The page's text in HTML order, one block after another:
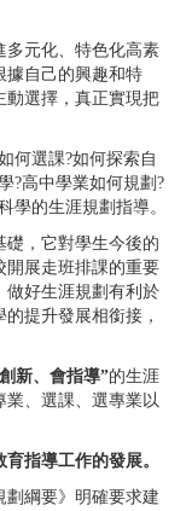
多元化、特色化高素
據自己的興趣和特
動選擇，真正實現把
何選課?如何探索自
?高中學業如何規劃?
學的生涯規劃指導。
礎，它對學生今後的
開展走班排課的重要
做好生涯規劃有利於
提升發展相銜接，
新、會指導”的生涯
業、選課、選專業以
指導工作的發展。
劃綱要》明確要求建